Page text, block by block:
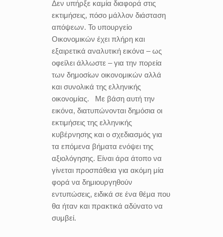
Δεν υπήρξε καμία διαφορά στις
εκτιμήσεις, πόσο μάλλον διάσταση
απόψεων. Το υπουργείο
Οικονομικών έχει πλήρη και
εξαιρετικά αναλυτική εικόνα – ως
οφείλει άλλωστε – για την πορεία
των δημοσίων οικονομικών αλλά
και συνολικά της ελληνικής
οικονομίας. Με βάση αυτή την
εικόνα, διατυπώνονται δημόσια οι
εκτιμήσεις της ελληνικής
κυβέρνησης και ο σχεδιασμός για
τα επόμενα βήματα ενόψει της
αξιολόγησης. Είναι άρα άτοπο να
γίνεται προσπάθεια για ακόμη μία
φορά να δημιουργηθούν
εντυπώσεις, ειδικά σε ένα θέμα που
θα ήταν και πρακτικά αδύνατο να
συμβεί.